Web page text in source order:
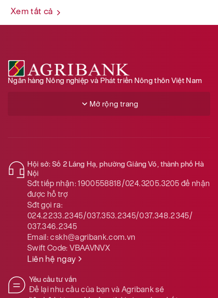
Xem tất cả
Ngân hàng Nông nghiệp và Phát triển Nông thôn Việt Nam
Mở rộng trang
Hội sở: Số 2 Láng Hạ, phường Giảng Võ, thành phố Hà
Nội
Sđt tiếp nhận: 1900558818/024.3205.3205để nhận
được hỗ trợ
Sđt gọi ra:
024.2233.2345/037.353.2345/037.348.2345/
037.346.2345
Email:cskh@agribank.com.vn
Swift Code:VBAAVNVX
Liên hệ ngay
Yêu cầu tư vấn
Để lại nhu cầu của bạn và Agribank sẽ